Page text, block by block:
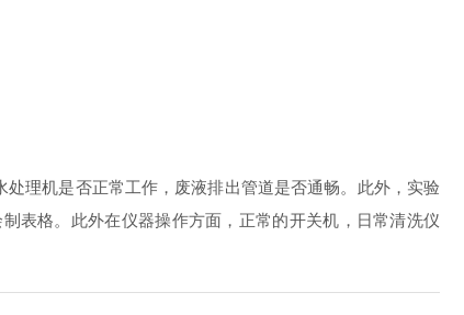
理机是否正常工作，废液排出管道是否通畅。此外，实验
表格。此外在仪器操作方面，正常的开关机，日常清洗仪